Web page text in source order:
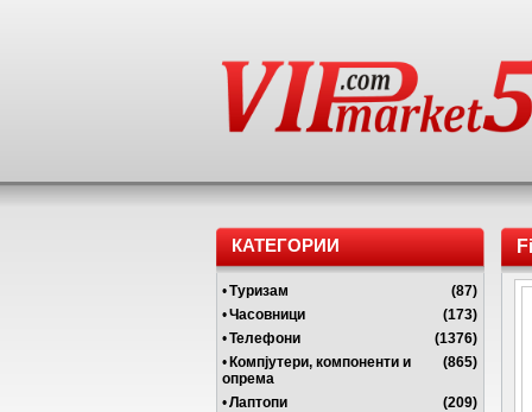
КАТЕГОРИИ
•Туризам
(87)
•Часовници
(173)
•Телефони
(1376)
• Компјутери, компоненти и
опрема
(865)
•Лаптопи
(209)